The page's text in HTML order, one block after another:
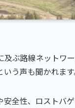
ぶ路線ネットワ
う声も聞かれます
全性、ロストバ